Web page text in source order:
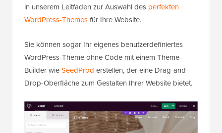
in unserem Leitfaden zur Auswahl des perfekten
WordPress-Themesfür Ihre Website.
Sie können sogar Ihr eigenes benutzerdefiniertes
WordPress-Theme ohne Code mit einem Theme-
Builder wieSeedProd erstellen, der eine Drag-and-
Drop-Oberfläche zum Gestalten Ihrer Website bietet.